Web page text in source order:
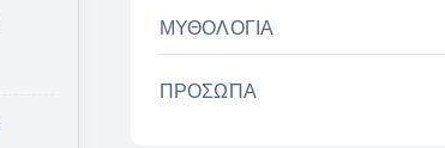
ΜΥΘΟΛΟΓΙΑ
ΠΡΟΣΩΠΑ